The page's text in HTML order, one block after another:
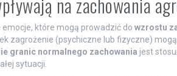
które mogą prowadzić do wzrostu
zagrożenie (psychiczne lub fizyczne)
granic normalnego zachowania jest
sytuacji.